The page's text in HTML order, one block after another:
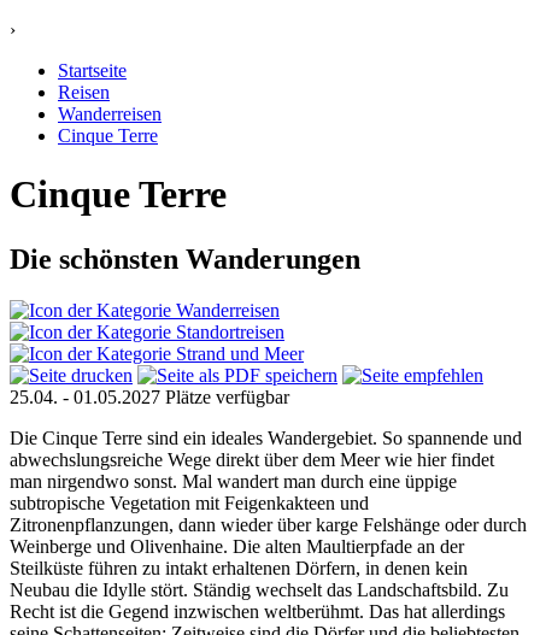
›
Startseite
Reisen
Wanderreisen
Cinque Terre
Cinque Terre
Die schönsten Wanderungen
25.04. - 01.05.2027 Plätze verfügbar
Die Cinque Terre sind ein ideales Wandergebiet. So spannende und
abwechslungsreiche Wege direkt über dem Meer wie hier findet
man nirgendwo sonst. Mal wandert man durch eine üppige
subtropische Vegetation mit Feigenkakteen und
Zitronenpflanzungen, dann wieder über karge Felshänge oder durch
Weinberge und Olivenhaine. Die alten Maultierpfade an der
Steilküste führen zu intakt erhaltenen Dörfern, in denen kein
Neubau die Idylle stört. Ständig wechselt das Landschaftsbild. Zu
Recht ist die Gegend inzwischen weltberühmt. Das hat allerdings